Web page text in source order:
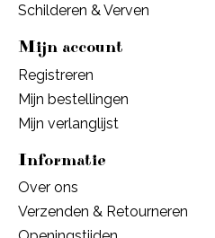
Schilderen & Verven
Mijn account
Registreren
Mijn bestellingen
Mijn verlanglijst
Informatie
Over ons
Verzenden & Retourneren